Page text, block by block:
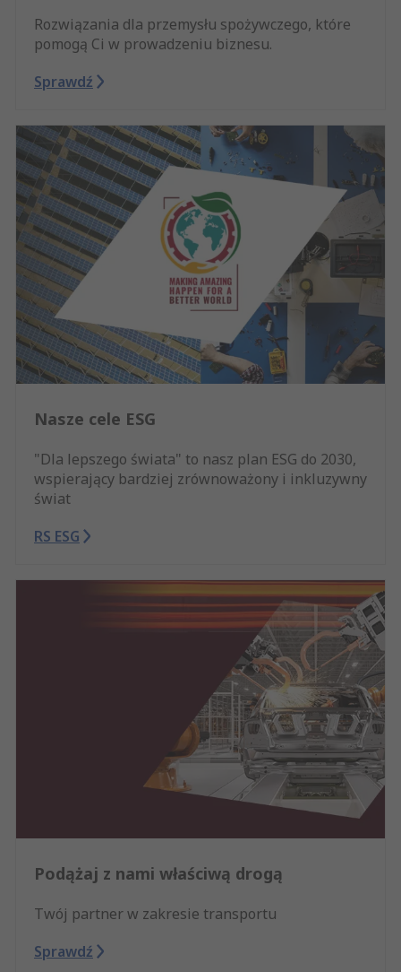
Rozwiązania dla przemysłu spożywczego, które
pomogą Ci w prowadzeniu biznesu.
Sprawdź
Nasze cele ESG
"Dla lepszego świata" to nasz plan ESG do 2030,
wspierający bardziej zrównoważony i inkluzywny
świat
RS ESG
Podążaj z nami właściwą drogą
Twój partner w zakresie transportu
Sprawdź